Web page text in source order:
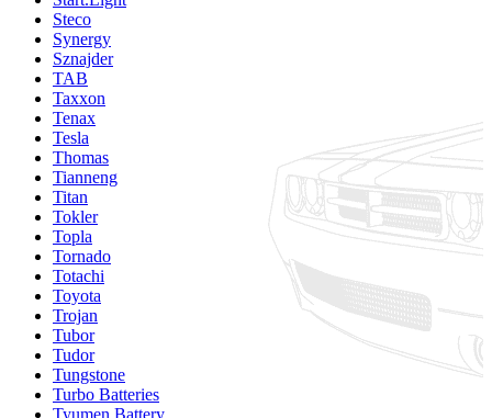
Steco
Synergy
Sznajder
TAB
Taxxon
Tenax
Tesla
Thomas
Tianneng
Titan
Tokler
Topla
Tornado
Totachi
Toyota
Trojan
Tubor
Tudor
Tungstone
Turbo Batteries